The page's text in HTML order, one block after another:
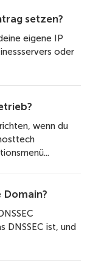
setzen?
eigene IP
oder
wenn du
Domain?
DNSSEC ist, und